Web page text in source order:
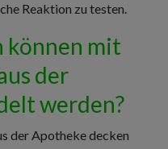
Reaktion zu testen.
können mit
der
werden?
der Apotheke decken